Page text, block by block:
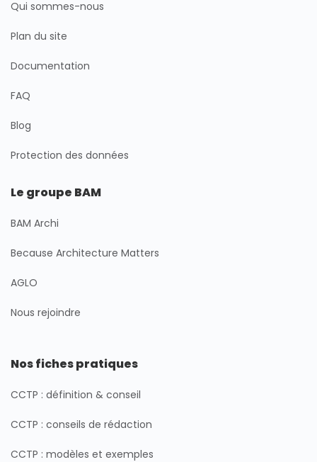
Qui sommes-nous
Plan du site
Documentation
FAQ
Blog
Protection des données
Le groupe BAM
BAM Archi
Because Architecture Matters
AGLO
Nous rejoindre
Nos fiches pratiques
CCTP : définition & conseil
CCTP : conseils de rédaction
CCTP : modèles et exemples